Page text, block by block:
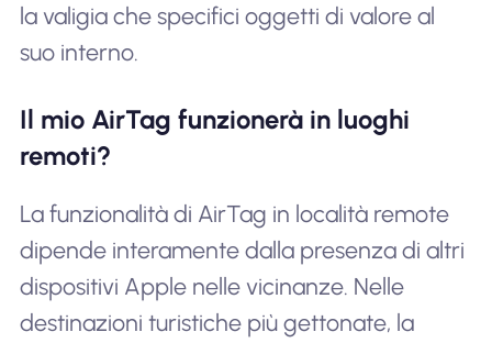
la valigia che specifici oggetti di valore al
suo interno.
Il mio AirTag funzionerà in luoghi
remoti?
La funzionalità di AirTag in località remote
dipende interamente dalla presenza di altri
dispositivi Apple nelle vicinanze. Nelle
destinazioni turistiche più gettonate, la